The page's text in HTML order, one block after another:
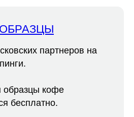
партнеров на
образцы кофе
бесплатно.